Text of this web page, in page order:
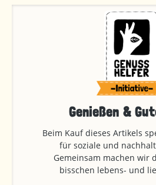
Genießen &
Beim Kauf dieses Artikels
für soziale und
Gemeinsam machen wir
bisschen lebens- und